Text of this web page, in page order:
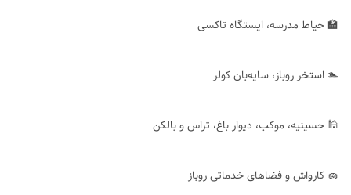
🏫 حیاط مدرسه، ایستگاه تاکسی
🏊 استخر روباز، سایه‌بان کولر
🕌 حسینیه، موکب، دیوار باغ، تراس و بالکن
🧽 کارواش و فضاهای خدماتی روباز